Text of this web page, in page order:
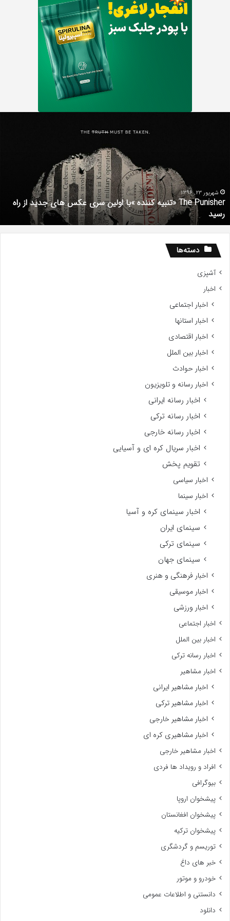
عکس
های
جدید
از
راه
رسید
شهریور 23, 1396
The Punisher «تنبیه کننده »با اولین سری عکس های جدید از راه
رسید
دسته‌ها
آشپزی
اخبار
اخبار اجتماعی
اخبار استانها
اخبار اقتصادی
اخبار بین الملل
اخبار حوادث
اخبار رسانه و تلویزیون
اخبار رسانه ایرانی
اخبار رسانه ترکی
اخبار رسانه خارجی
اخبار سریال کره ای و آسیایی
تقویم پخش
اخبار سیاسی
اخبار سینما
اخبار سینمای کره و آسیا
سینمای ایران
سینمای ترکی
سینمای جهان
اخبار فرهنگی و هنری
اخبار موسیقی
اخبار ورزشی
اخبار اجتماعی
اخبار بین الملل
اخبار رسانه ترکی
اخبار مشاهیر
اخبار مشاهیر ایرانی
اخبار مشاهیر ترکی
اخبار مشاهیر خارجی
اخبار مشاهیری کره ای
اخبار مشاهیر خارجی
افراد و رویداد ها فردی
بیوگرافی
پیشخوان اروپا
پیشخوان افغانستان
پیشخوان ترکیه
توریسم و گردشگری
خبر های داغ
خودرو و موتور
دانستنی و اطلاعات عمومی
دانلود